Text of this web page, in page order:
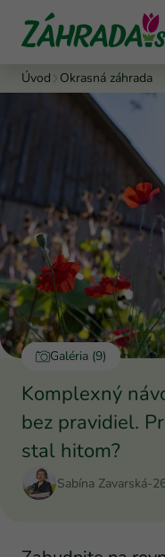
Úvod Okrasná záhrada
Galéria (9)
Komplexný
bez pravidiel.
stal hitom?
Sabína Zavarská-